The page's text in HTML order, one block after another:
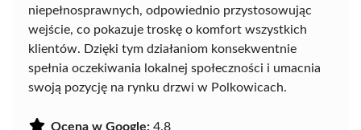
niepełnosprawnych, odpowiednio przystosowując
wejście, co pokazuje troskę o komfort wszystkich
klientów. Dzięki tym działaniom konsekwentnie
spełnia oczekiwania lokalnej społeczności i umacnia
swoją pozycję na rynku drzwi w Polkowicach.
Ocena w Google: 4.8